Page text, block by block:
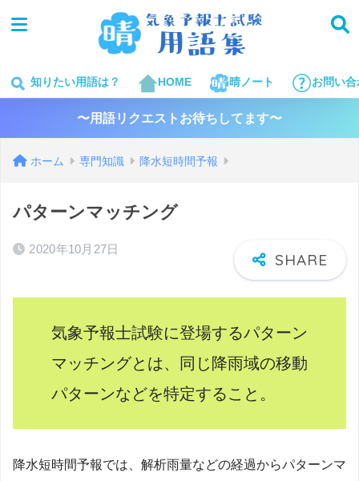
知りたい用語は？ HOME 晴ノート お問い
〜用語リクエストお待ちしてます〜
ホーム 専門知識 降水短時間予報
パターンマッチング
2020年10月27日
気象予報士試験に登場するパターン
マッチングとは、同じ降雨域の移動
パターンなどを特定すること。
降水短時間予報では、解析雨量などの経過からパターンマ